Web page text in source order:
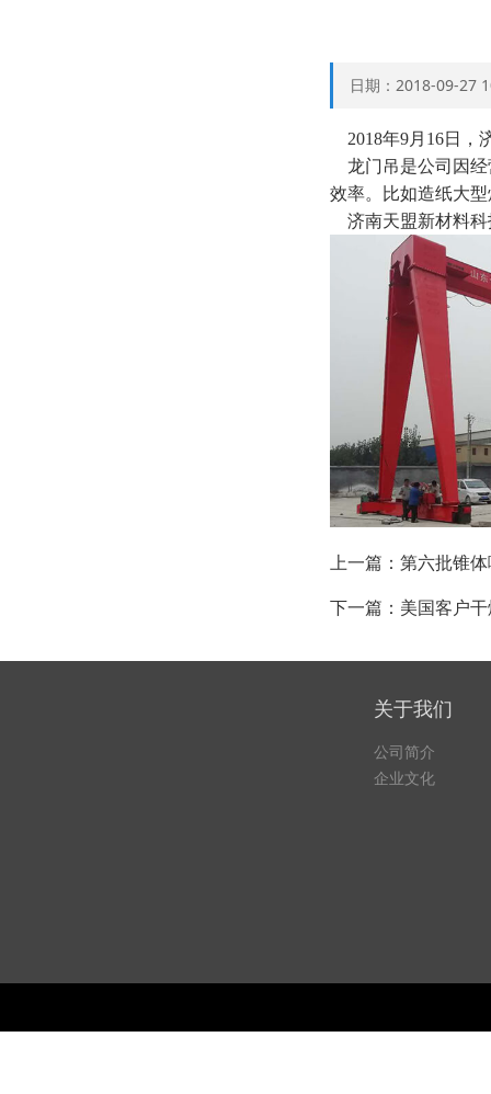
日期：2018-09-27
2018年9月16日，
龙门吊是公司因经
效率。比如造纸大
济南天盟新材料科
上一篇： 第六批锥
下一篇： 美国客户
关于我们
公司简介
企业文化